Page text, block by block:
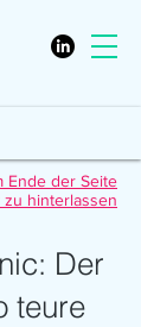
Ende der Seite
zu hinterlassen
Der
teure